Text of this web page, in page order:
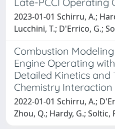
2023-01-01 Schirru, A.;
Lucchini, T.; D'Errico, G.;
Combustion
Engine Operating
Detailed Kinetics and
Chemistry Interaction
2022-01-01 Schirru, A.;
Zhou, Q.; Hardy, G.; Soltic,